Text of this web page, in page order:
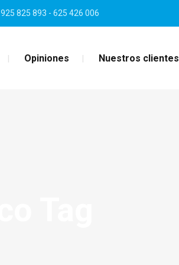
925 825 893 - 625 426 006
Opiniones Nuestros clientes